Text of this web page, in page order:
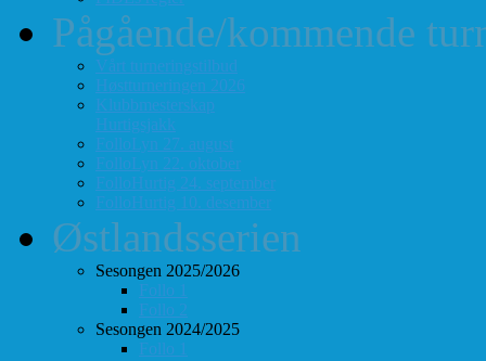
Pågående/kommende
Vårt turneringstilbud
Høstturneringen 2026
Klubbmesterskap
Hurtigsjakk
FolloLyn 27. august
FolloLyn 22. oktober
FolloHurtig 24. september
FolloHurtig 10. desember
Østlandsserien
Sesongen 2025/2026
Follo 1
Follo 2
Sesongen 2024/2025
Follo 1